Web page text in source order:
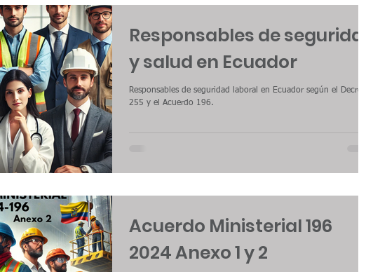
Responsables de seguridad
y salud en Ecuador
Responsables de seguridad laboral en Ecuador según el Decreto
255 y el Acuerdo 196.
Acuerdo Ministerial 196
2024 Anexo 1 y 2